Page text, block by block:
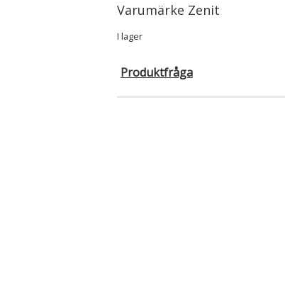
Varumärke Zenit
I lager
Produktfråga